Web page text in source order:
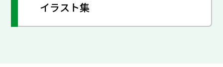
イラスト集